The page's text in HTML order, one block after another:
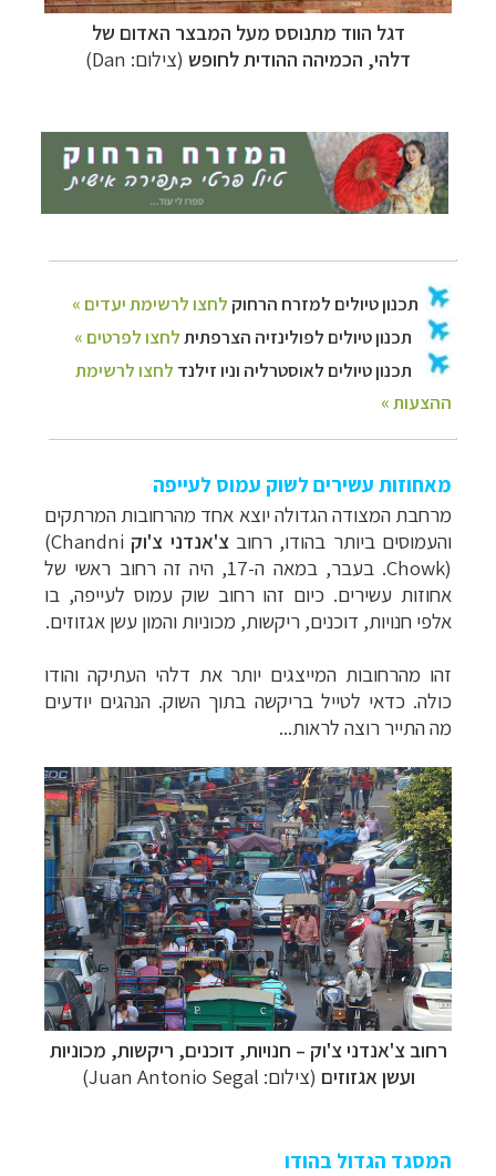
דגל הווד מתנוסס מעל המבצר האדום של
דלהי, הכמיהה ההודית לחופש (צילום: Dan)
מאחוזות עשירים לשוק עמוס לעייפה
מרחבת המצודה הגדולה יוצא אחד מהרחובות המרתקים
והעמוסים ביותר בהודו, רחובצ'אנדני צ'וק (Chandni
Chowk)
. בעבר, במאה ה-17, היה זה רחוב ראשי של
אחוזות עשירים. כיום זהו רחוב שוק עמוס לעייפה, בו
אלפי חנויות, דוכנים, ריקשות, מכוניות והמון עשן אגזוזים.
זהו מהרחובות המייצגים יותר את דלהי העתיקה והודו
כולה. כדאי לטייל בריקשה בתוך השוק. הנהגים יודעים
מה התייר רוצה לראות...
רחובצ'אנדני צ'וק – חנויות, דוכנים, ריקשות, מכוניות
ועשן אגזוזים (צילום: Juan Antonio Segal)
המסגד הגדול בהודו